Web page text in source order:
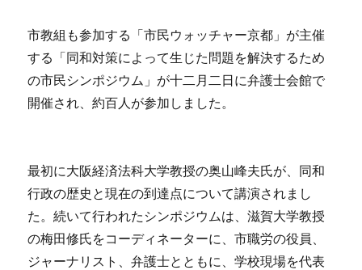
市教組も参加する「市民ウォッチャー京都」が主催
する「同和対策によって生じた問題を解決するため
の市民シンポジウム」が十二月二日に弁護士会館で
開催され、約百人が参加しました。
最初に大阪経済法科大学教授の奥山峰夫氏が、同和
行政の歴史と現在の到達点について講演されまし
た。続いて行われたシンポジウムは、滋賀大学教授
の梅田修氏をコーディネーターに、市職労の役員、
ジャーナリスト、弁護士とともに、学校現場を代表